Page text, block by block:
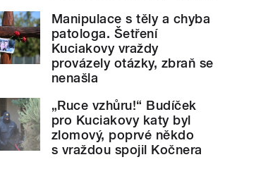
Manipulace s těly a chyba
patologa. Šetření
Kuciakovy vraždy
provázely otázky, zbraň se
nenašla
„Ruce vzhůru!“ Budíček
pro Kuciakovy katy byl
zlomový, poprvé někdo
s vraždou spojil Kočnera